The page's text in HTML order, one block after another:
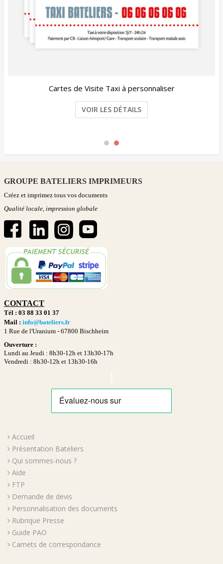
Cartes de Visite Taxi à personnaliser
VOIR LES DÉTAILS
GROUPE BATELIERS IMPRIMEURS
Créez et imprimez tous vos documents
Qualité locale, impression globale
CONTACT
Tél : 03 88 33 01 37
Mail : info@bateliers.fr
1 Rue de l'Uranium - 67800 Bischheim
Ouverture :
Lundi au Jeudi : 8h30-12h et 13h30-17h
Vendredi : 8h30-12h et 13h30-16h
Accueil
Présentation Bateliers
Qui sommes-nous ?
Aide
FTP
Demande de devis
Personnalisation des documents
Rubrique Presse
Guide PAO
Carnets de correspondance